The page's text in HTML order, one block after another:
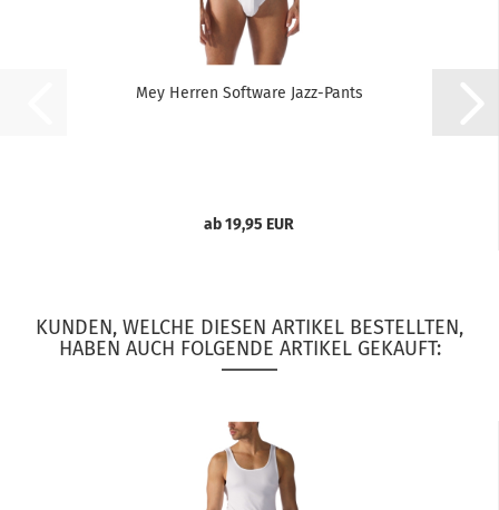
Mey Herren Software Jazz-Pants
ab 19,95 EUR
KUNDEN, WELCHE DIESEN ARTIKEL BESTELLTEN,
HABEN AUCH FOLGENDE ARTIKEL GEKAUFT: